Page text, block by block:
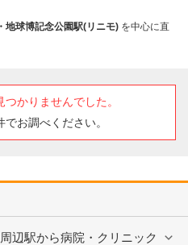
地球博記念公園駅(リニモ) を中心に直
かりませんでした。
お調べください。
辺駅から病院・クリニック